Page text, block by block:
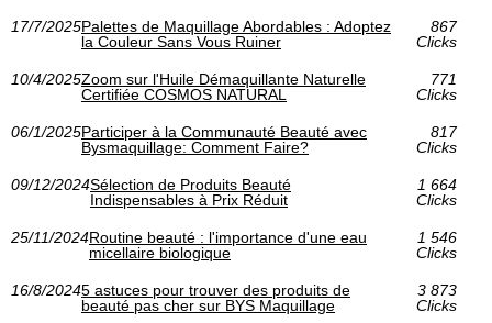
17/7/2025Palettes de Maquillage Abordables : Adoptez
la Couleur Sans Vous Ruiner
867
Clicks
10/4/2025Zoom sur l'Huile Démaquillante Naturelle
Certifiée COSMOS NATURAL
771
Clicks
06/1/2025Participer à la Communauté Beauté avec
Bysmaquillage: Comment Faire?
817
Clicks
09/12/2024Sélection de Produits Beauté
Indispensables à Prix Réduit
1 664
Clicks
25/11/2024Routine beauté : l'importance d'une eau
micellaire biologique
1 546
Clicks
16/8/20245 astuces pour trouver des produits de
beauté pas cher sur BYS Maquillage
3 873
Clicks